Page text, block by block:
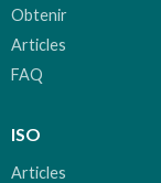
Obtenir
Articles
FAQ
ISO
Articles